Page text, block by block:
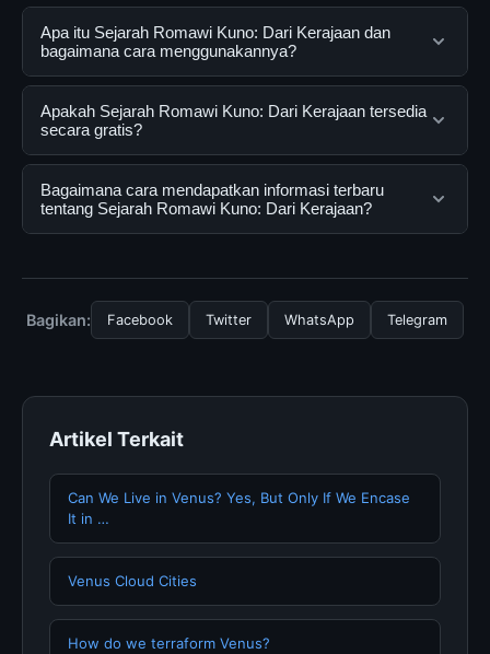
Apa itu Sejarah Romawi Kuno: Dari Kerajaan dan
bagaimana cara menggunakannya?
Sejarah Romawi Kuno: Dari Kerajaan adalah layanan
digital yang dirancang untuk membantu pengguna
mendapatkan informasi lengkap dan terpercaya. Anda
dapat menggunakannya dengan mengunjungi situs
resmi dan mengikuti panduan yang tersedia.
Apakah Sejarah Romawi Kuno: Dari Kerajaan tersedia
secara gratis?
Ya, Sejarah Romawi Kuno: Dari Kerajaan dapat diakses
secara gratis oleh semua pengguna. Tidak ada biaya
tersembunyi atau langganan yang diperlukan untuk
Bagaimana cara mendapatkan informasi terbaru
tentang Sejarah Romawi Kuno: Dari Kerajaan?
halaman resmi kami secara berkala. Kami selalu
memperbarui konten dengan informasi terkini dan
Bagikan: Facebook Twitter WhatsApp Telegram
Artikel Terkait
Can We Live in Venus? Yes, But Only If We Encase
It in …
Venus Cloud Cities
How do we terraform Venus?